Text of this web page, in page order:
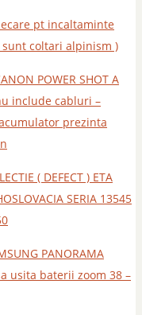
pt incaltaminte
coltari alpinism )
POWER SHOT A
include cabluri –
prezinta
( DEFECT ) ETA
SERIA 13545
PANORAMA
usita baterii zoom 38 –